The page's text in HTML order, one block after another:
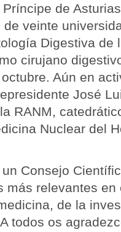
de
de veinte
Digestiva de
cirujano
Aún en
José
RANM,
Nuclear del
Consejo
más relevantes en
de la
todos os